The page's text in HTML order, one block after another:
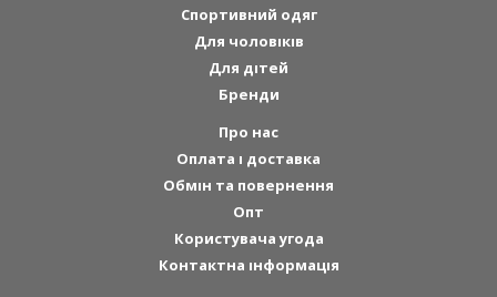
Спортивний одяг
Для чоловіків
Для дітей
Бренди
Про нас
Оплата і доставка
Обмін та повернення
Опт
Користувача угода
Контактна інформація